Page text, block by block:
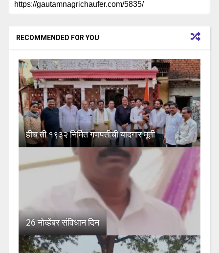
RECOMMENDED FOR YOU
हीच ती १९३२ निर्मित गणपतीची यादगार मूर्ती
26 नोव्हेंबर संविधान दिन